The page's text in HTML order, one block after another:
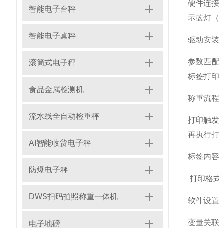
智能电子台秤
智能电子桌秤
滚筒式电子秤
食品金属检测机
流水线全自动检重秤
AI智能收货电子秤
防爆电子秤
DWS扫码拍照称重一体机
电子地磅
硬件连
示蓝灯
驱动安
参数匹
标签打
称重流
打印触
再执行
标签内
打印格
软件设
变量关